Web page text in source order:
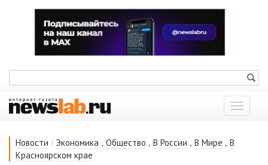
Показать
меню
Новости / Экономика , Общество , В России , В Мире , В
Красноярском крае